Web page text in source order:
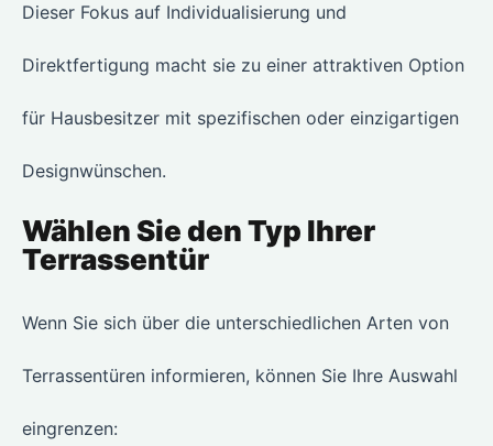
Dieser Fokus auf Individualisierung und
Direktfertigung macht sie zu einer attraktiven Option
für Hausbesitzer mit spezifischen oder einzigartigen
Designwünschen.
Wählen Sie den Typ Ihrer
Terrassentür
Wenn Sie sich über die unterschiedlichen Arten von
Terrassentüren informieren, können Sie Ihre Auswahl
eingrenzen: